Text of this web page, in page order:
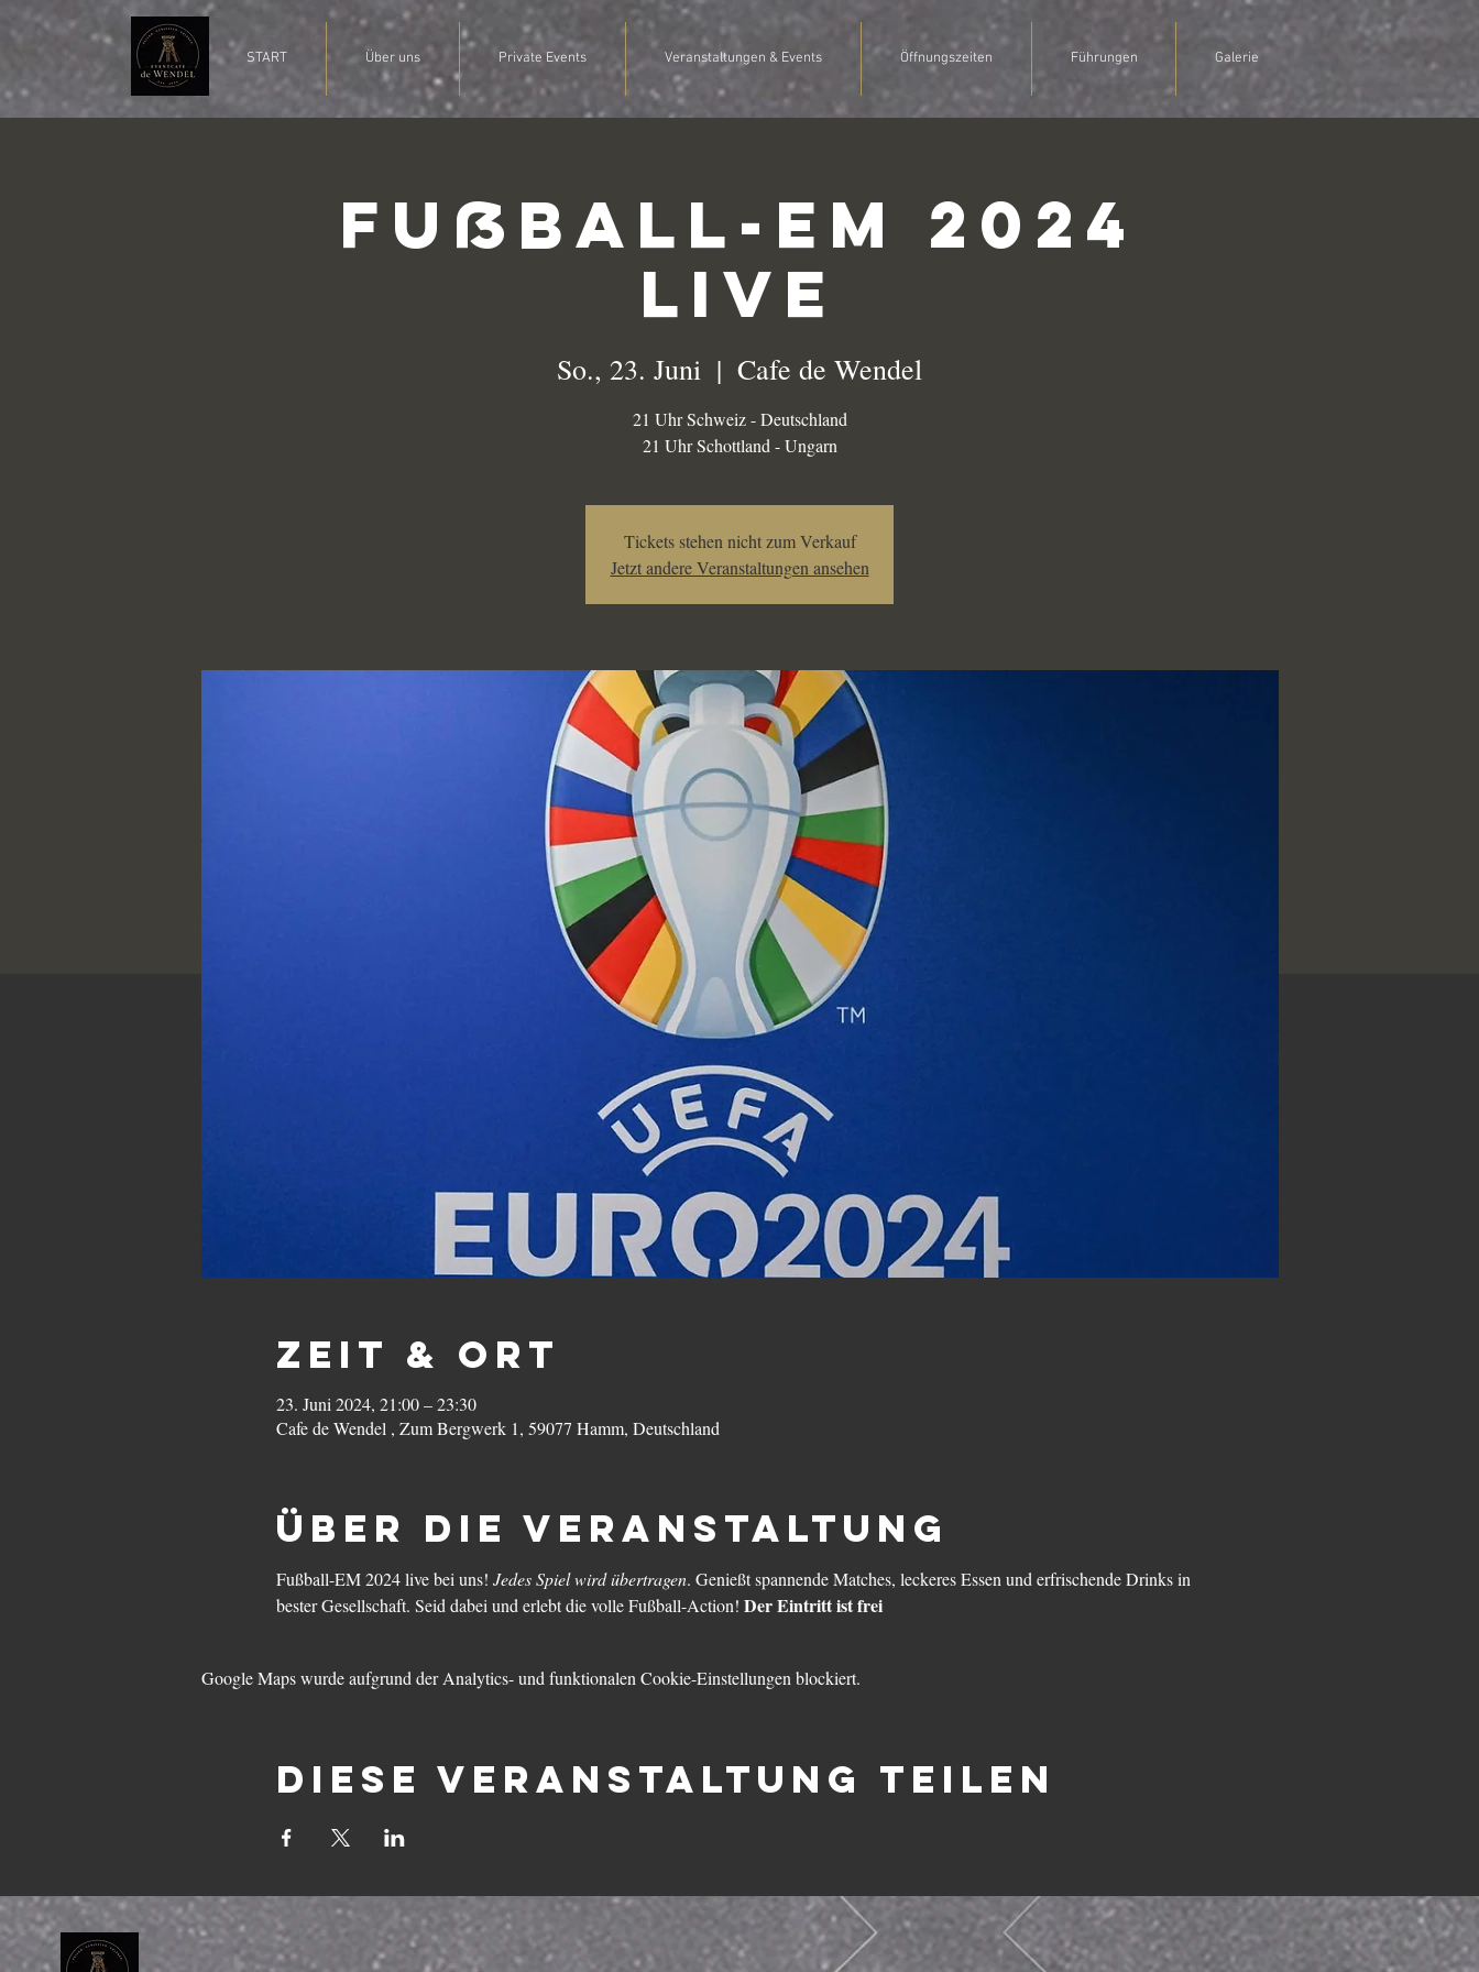
START Über uns Private Events Veranstaltungen & Events Öffnungszeiten Führungen Galerie
Fußball-EM 2024
Live
So., 23. Juni
  |
Cafe de Wendel
21 Uhr Schweiz - Deutschland
Tickets stehen nicht zum Verkauf
Jetzt andere Veranstaltungen ansehen
Zeit & Ort
23. Juni 2024, 21:00 – 23:30
Cafe de Wendel , Zum Bergwerk 1, 59077 Hamm, Deutschland
Über die Veranstaltung
Fußball-EM 2024 live bei uns! Jedes Spiel wird übertragen. Genießt spannende Matches, leckeres Essen und erfrischende Drinks in
bester Gesellschaft. Seid dabei und erlebt die volle Fußball-Action! Der Eintritt ist frei
Google Maps wurde aufgrund der Analytics- und funktionalen Cookie-Einstellungen blockiert.
Diese Veranstaltung teilen